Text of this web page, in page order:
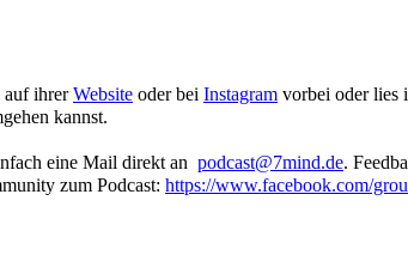
auf ihrerWebsite oder bei Instagram vorbei oder lies
kannst.
eine Mail direkt an podcast@7mind.de.
zum Podcast: https://www.facebook.com/